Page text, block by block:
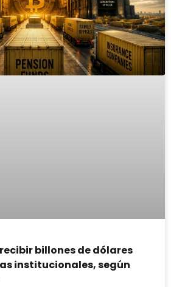
billones de dólares
institucionales, según